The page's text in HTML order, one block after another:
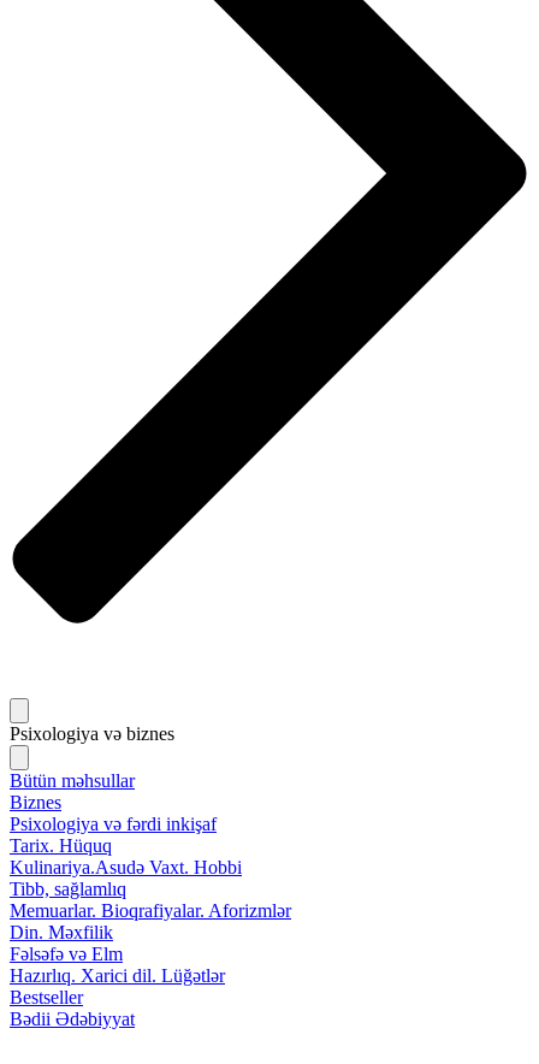
Psixologiya və biznes
Bütün məhsullar
Biznes
Psixologiya və fərdi inkişaf
Tarix. Hüquq
Kulinariya.Asudə Vaxt. Hobbi
Tibb, sağlamlıq
Memuarlar. Bioqrafiyalar. Aforizmlər
Din. Məxfilik
Fəlsəfə və Elm
Hazırlıq. Xarici dil. Lüğətlər
Bestseller
Bədii Ədəbiyyat